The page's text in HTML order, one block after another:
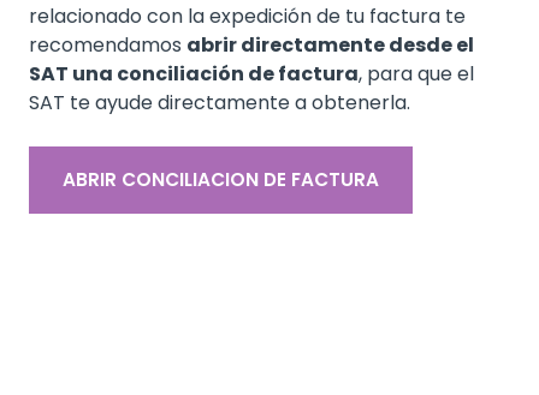
relacionado con la expedición de tu factura te
recomendamos abrir directamente desde el
SAT una conciliación de factura, para que el
SAT te ayude directamente a obtenerla.
ABRIR CONCILIACION DE FACTURA